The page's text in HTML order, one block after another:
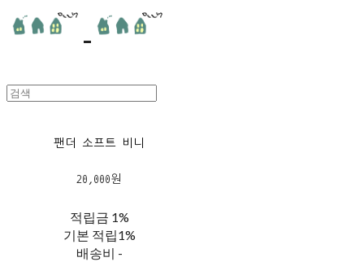
팬더 소프트 비니
20,000원
적립금 1%
기본 적립1%
배송비 -